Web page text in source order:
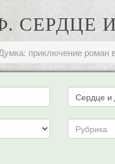
СЕРДЦЕ
приключение роман